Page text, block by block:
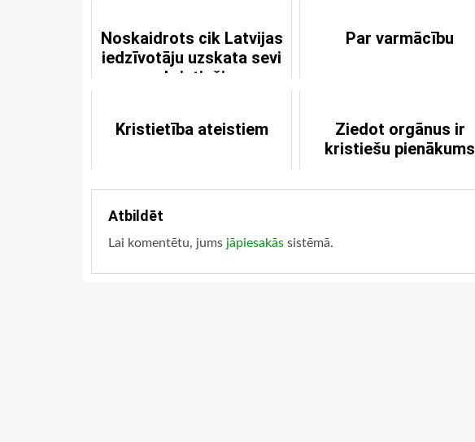
Noskaidrots cik Latvijas
iedzīvotāju uzskata sevi
par kristiešiem
Par varmācību
Kristietība ateistiem
Ziedot orgānus ir
kristiešu pienākums
Atbildēt
Lai komentētu, jums jāpiesakās sistēmā.